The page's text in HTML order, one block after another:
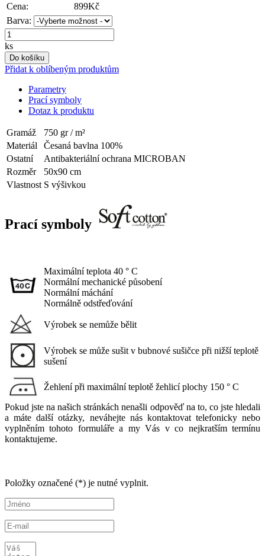
Cena:
899Kč
Barva:
ks
Do košíku
Přidat k oblíbeným produktům
Parametry
Prací symboly
Dotaz k produktu
Gramáž
750 gr / m²
Materiál
Česaná bavlna 100%
Ostatní
Antibakteriální ochrana MICROBAN
Rozměr
50x90 cm
Vlastnost S výšivkou
Prací symboly
Maximální teplota 40 ° C
Normální mechanické působení
Normální máchání
Normálně odstřeďování
Výrobek se nemůže bělit
Výrobek se může sušit v bubnové sušičce při nižší teplotě
sušení
Žehlení při maximální teplotě žehlicí plochy 150 ° C
Pokud jste na našich stránkách nenašli odpověď na to, co jste hledali
a máte další otázky, neváhejte nás kontaktovat telefonicky nebo
vyplněním tohoto formuláře a my Vás v co nejkratším termínu
kontaktujeme.
Položky označené (*) je nutné vyplnit.